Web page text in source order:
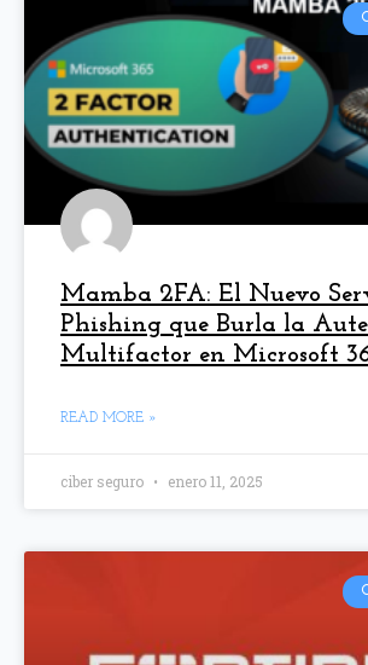
Mamba 2FA: El Nuevo
Phishing que Burla la
Multifactor en Microsoft
READ MORE »
ciber seguro enero 11, 2025